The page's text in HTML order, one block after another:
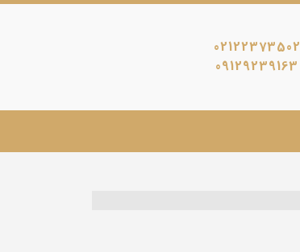
02122373502
09129239163